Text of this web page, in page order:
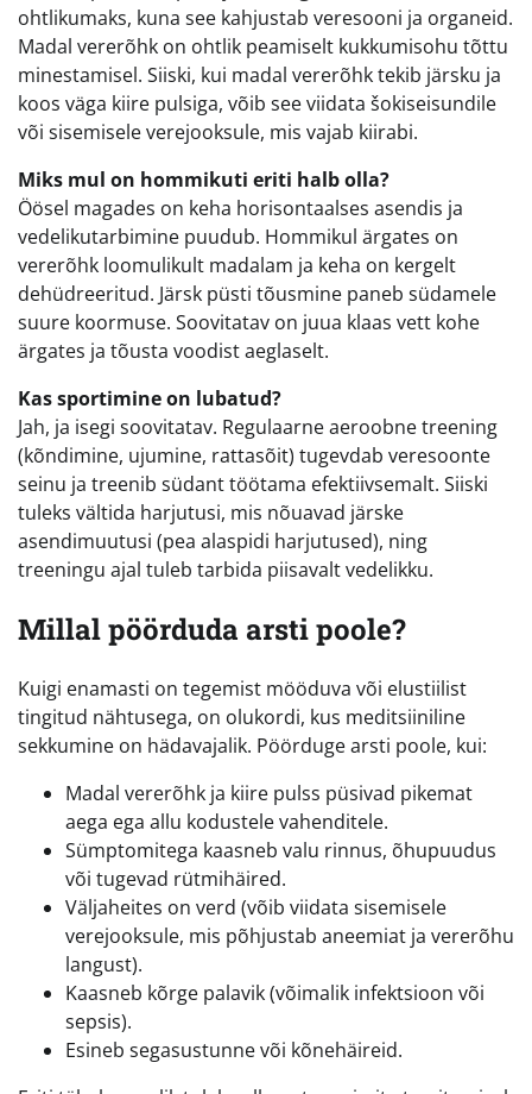
ohtlikumaks, kuna see kahjustab veresooni ja organeid.
Madal vererõhk on ohtlik peamiselt kukkumisohu tõttu
minestamisel. Siiski, kui madal vererõhk tekib järsku ja
koos väga kiire pulsiga, võib see viidata šokiseisundile
või sisemisele verejooksule, mis vajab kiirabi.
Miks mul on hommikuti eriti halb olla?
Öösel magades on keha horisontaalses asendis ja
vedelikutarbimine puudub. Hommikul ärgates on
vererõhk loomulikult madalam ja keha on kergelt
dehüdreeritud. Järsk püsti tõusmine paneb südamele
suure koormuse. Soovitatav on juua klaas vett kohe
ärgates ja tõusta voodist aeglaselt.
Kas sportimine on lubatud?
Jah, ja isegi soovitatav. Regulaarne aeroobne treening
(kõndimine, ujumine, rattasõit) tugevdab veresoonte
seinu ja treenib südant töötama efektiivsemalt. Siiski
tuleks vältida harjutusi, mis nõuavad järske
asendimuutusi (pea alaspidi harjutused), ning
treeningu ajal tuleb tarbida piisavalt vedelikku.
Millal pöörduda arsti poole?
Kuigi enamasti on tegemist mööduva või elustiilist
tingitud nähtusega, on olukordi, kus meditsiiniline
sekkumine on hädavajalik. Pöörduge arsti poole, kui:
Madal vererõhk ja kiire pulss püsivad pikemat
aega ega allu kodustele vahenditele.
Sümptomitega kaasneb valu rinnus, õhupuudus
või tugevad rütmihäired.
Väljaheites on verd (võib viidata sisemisele
verejooksule, mis põhjustab aneemiat ja vererõhu
langust).
Kaasneb kõrge palavik (võimalik infektsioon või
sepsis).
Esineb segasustunne või kõnehäireid.